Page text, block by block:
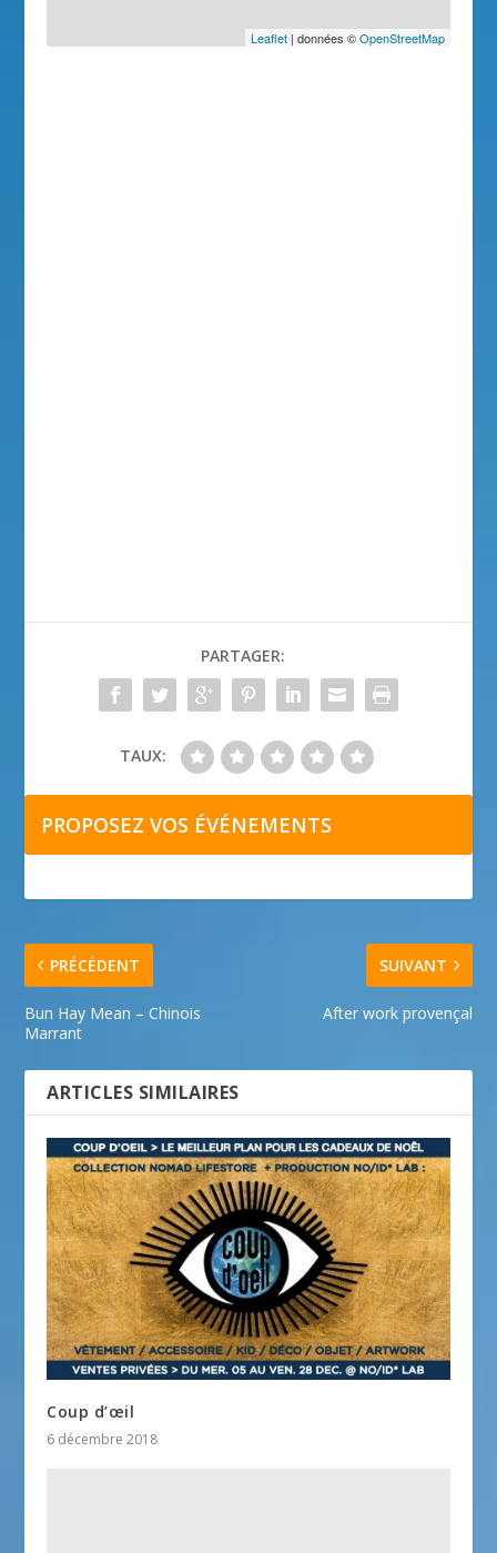
Leaflet| données ©OpenStreetMap
PARTAGER:
TAUX:
PROPOSEZ VOS ÉVÉNEMENTS
PRÉCÉDENT
Bun Hay Mean – Chinois
Marrant
SUIVANT
After work provençal
ARTICLES SIMILAIRES
Coup d’œil
6 décembre 2018